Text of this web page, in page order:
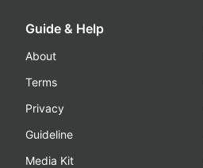
Guide & Help
About
Terms
Privacy
Guideline
Media Kit